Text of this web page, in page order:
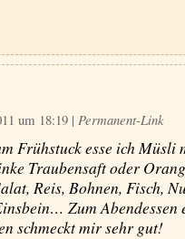
um 18:19 | Permanent-Link
Frühstuck esse ich Müsli
Traubensaft oder
Reis, Bohnen, Fisch,
Zum Abendessen
schmeckt mir sehr gut!